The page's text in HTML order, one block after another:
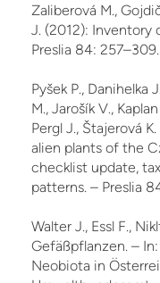
Zaliberová M.,
J. (2012): Inventory
Preslia 84: 257–309.
Pyšek P., Danihelka
M., Jarošík V.,
Pergl J., Štajerová
alien plants of the
checklist update,
patterns. – Preslia
Walter J., Essl F.,
Gefäßpflanzen. – In:
Neobiota in